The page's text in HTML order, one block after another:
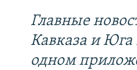
Главные
Кавказа и Юга
одном